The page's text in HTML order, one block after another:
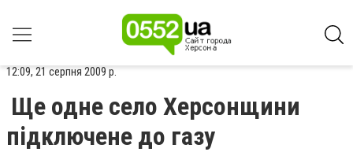
12:09, 21 серпня 2009 р.
Ще одне село Херсонщини
підключене до газу